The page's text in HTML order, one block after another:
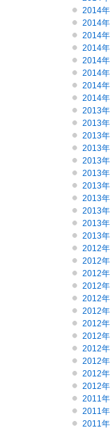
2014
2014
2014
2014
2014
2014
2014
2014
2013
2013
2013
2013
2013
2013
2013
2013
2013
2013
2013
2012
2012
2012
2012
2012
2012
2012
2012
2012
2012
2012
2012
2011
2011
2011